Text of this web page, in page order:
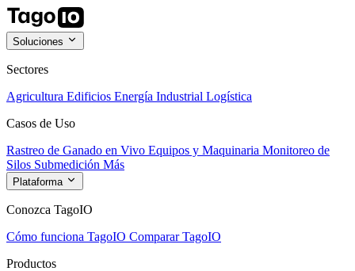
Soluciones
Sectores
Agricultura Edificios Energía Industrial Logística
Casos de Uso
Rastreo de Ganado en Vivo Equipos y Maquinaria Monitoreo de
Silos Submedición Más
Plataforma
Conozca TagoIO
Cómo funciona TagoIO Comparar TagoIO
Productos